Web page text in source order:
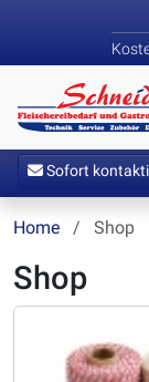
Sofort
Home Shop
Shop